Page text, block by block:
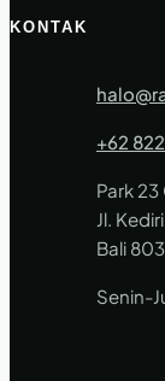
KONTAK
+62
Park
Jl.
Bali
Senin-